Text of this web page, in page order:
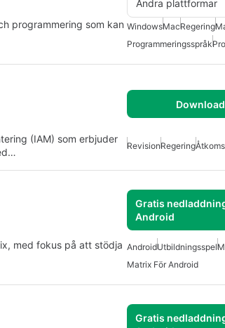
Andra plattformar
programmering som kan WindowsMacRegering
Programmeringsspråk
(IAM) som erbjuder
RevisionRegering
Gratis
Android
med fokus på att stödja AndroidUtbildningsspel
Matrix För Android
Gratis